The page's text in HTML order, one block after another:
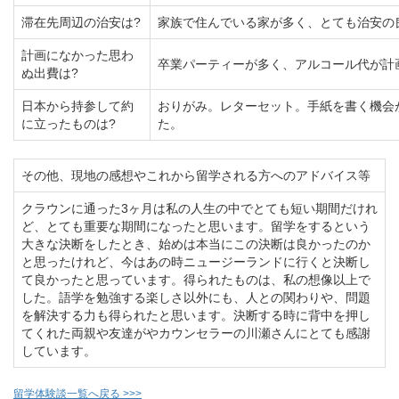
滞在先周辺の治安は? 家族で住んでいる家が多く、とても治安
計画になかった思わ
ぬ出費は?
卒業パーティーが多く、アルコール代が
日本から持参して約
に立ったものは?
おりがみ。レターセット。手紙を書く機
た。
その他、現地の感想やこれから留学される方へのアドバイス等
クラウンに通った3ヶ月は私の人生の中でとても短い期間だけれ
ど、とても重要な期間になったと思います。留学をするという
大きな決断をしたとき、始めは本当にこの決断は良かったのか
と思ったけれど、今はあの時ニュージーランドに行くと決断し
て良かったと思っています。得られたものは、私の想像以上で
した。語学を勉強する楽しさ以外にも、人との関わりや、問題
を解決する力も得られたと思います。決断する時に背中を押し
てくれた両親や友達がやカウンセラーの川瀬さんにとても感謝
しています。
留学体験談一覧へ戻る >>>